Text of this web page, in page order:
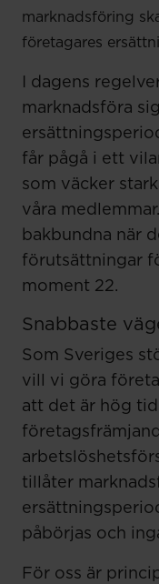
marknadsföring
företagares
I dagens
marknadsföra
får pågå i ett
som väcker
våra
bakbundna när
förutsättningar
moment 22.
Snabbaste
Som Sveriges
vill vi göra
att det är hög
tillåter
påbörjas och
För oss är